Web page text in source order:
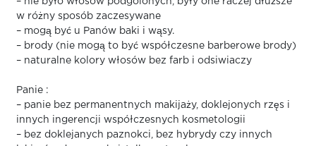
w różny sposób zaczesywane
– mogą być u Panów baki i wąsy.
– brody (nie mogą to być współczesne barberowe brody)
– naturalne kolory włosów bez farb i odsiwiaczy
Panie :
– panie bez permanentnych makijaży, doklejonych rzęs i
innych ingerencji współczesnych kosmetologii
– bez doklejanych paznokci, bez hybrydy czy innych